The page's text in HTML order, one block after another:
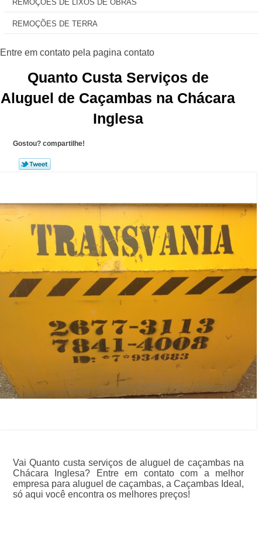
REMOÇÕES DE LIXOS DE OBRAS
REMOÇÕES DE TERRA
Quanto Custa Serviços de
Aluguel de Caçambas na Chácara
Inglesa
Gostou? compartilhe!
Vai Quanto custa serviços de aluguel de caçambas na
Chácara Inglesa? Entre em contato com a melhor
empresa para aluguel de caçambas, a Caçambas Ideal,
só aqui você encontra os melhores preços!